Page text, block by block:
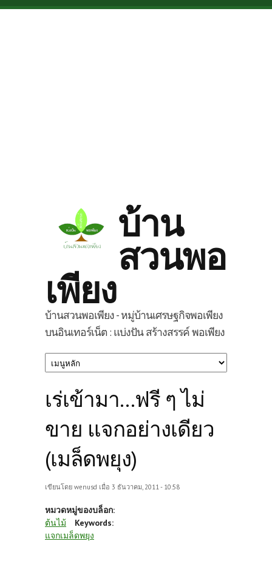
Skip to main content
บ้าน
สวนพอ
เพียง
บ้านสวนพอเพียง - หมู่บ้านเศรษฐกิจพอเพียง
บนอินเทอร์เน็ต : แบ่งปัน สร้างสรรค์ พอเพียง
เร่เข้ามา...ฟรี ๆ ไม่
ขาย แจกอย่างเดียว
(เมล็ดพยุง)
เขียนโดย wenusd เมื่อ 3 ธันวาคม, 2011 - 10:58
หมวดหมู่ของบล็อก:
ต้นไม้
Keywords:
แจกเมล็ดพยุง